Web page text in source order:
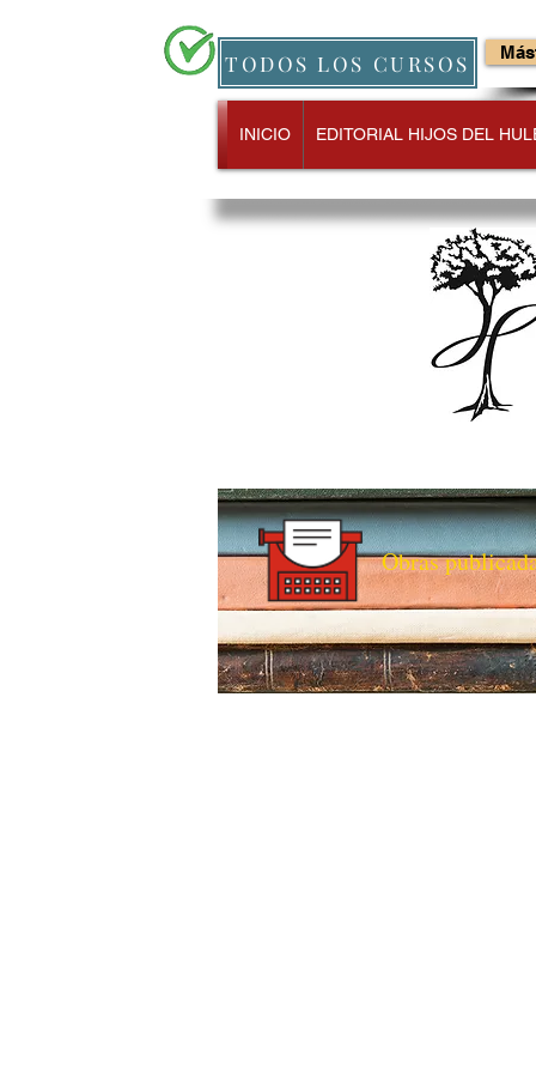
TODOS LOS CURSOS
INICIO EDITORIAL HIJOS DEL
Obras